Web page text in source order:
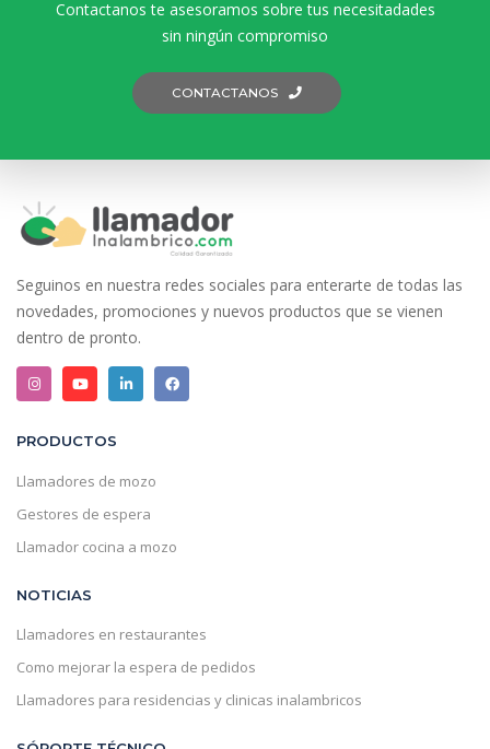
Contactanos te asesoramos sobre tus necesitadades
sin ningún compromiso
CONTACTANOS
Seguinos en nuestra redes sociales para enterarte de todas las
novedades, promociones y nuevos productos que se vienen
dentro de pronto.
PRODUCTOS
Llamadores de mozo
Gestores de espera
Llamador cocina a mozo
NOTICIAS
Llamadores en restaurantes
Como mejorar la espera de pedidos
Llamadores para residencias y clinicas inalambricos